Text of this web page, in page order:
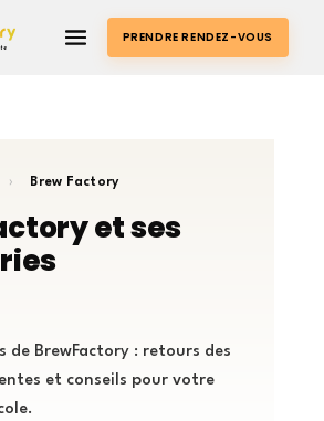
PRENDRE RENDEZ-VOUS
› Brew Factory
et ses
de BrewFactory : retours des
et conseils pour votre